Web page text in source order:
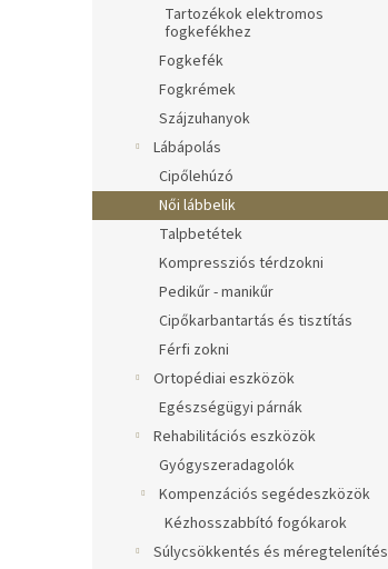
Tartozékok elektromos
fogkefékhez
Fogkefék
Fogkrémek
Szájzuhanyok
Lábápolás
Cipőlehúzó
Női lábbelik
Talpbetétek
Kompressziós térdzokni
Pedikűr - manikűr
Cipőkarbantartás és tisztítás
Férfi zokni
Ortopédiai eszközök
Egészségügyi párnák
Rehabilitációs eszközök
Gyógyszeradagolók
Kompenzációs segédeszközök
Kézhosszabbító fogókarok
Súlycsökkentés és méregtelenítés